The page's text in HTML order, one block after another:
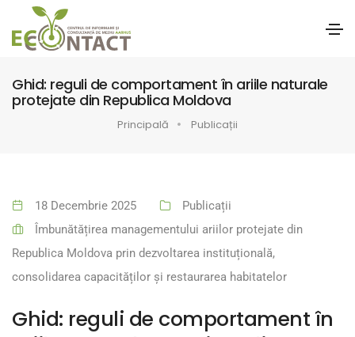
Ghid: reguli de comportament în ariile naturale
protejate din Republica Moldova
Principală Publicații
18 Decembrie 2025
Publicații
Îmbunătățirea managementului ariilor protejate din
Republica Moldova prin dezvoltarea instituțională,
consolidarea capacităților și restaurarea habitatelor
Ghid: reguli de comportament în